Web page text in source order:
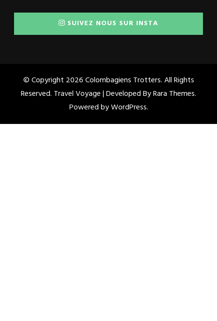
SUIVEZ NOUS SUR INSTA
© Copyright 2026Colombagiens Trotters. All Rights
Reserved. Travel Voyage | Developed ByRara Themes.
Powered byWordPress.